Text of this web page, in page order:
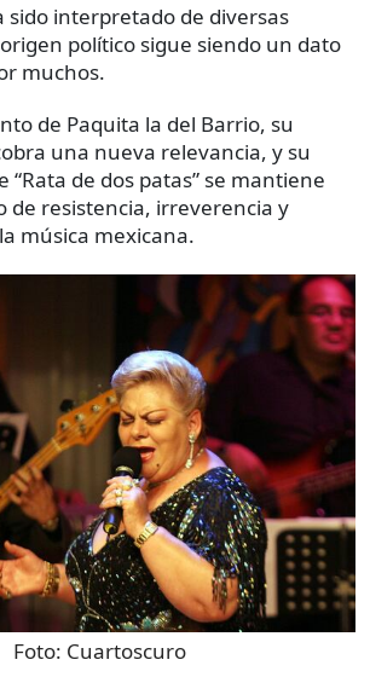
sido interpretado de diversas
político sigue siendo un dato
muchos.
de Paquita la del Barrio, su
una nueva relevancia, y su
de dos patas” se mantiene
de resistencia, irreverencia y
música mexicana.
Foto: Cuartoscuro